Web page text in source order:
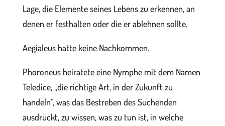
Lage, die Elemente seines Lebens zu erkennen, an
denen er festhalten oder die er ablehnen sollte.
Aegialeus hatte keine Nachkommen.
Phoroneus heiratete eine Nymphe mit dem Namen
Teledice, „die richtige Art, in der Zukunft zu
handeln“, was das Bestreben des Suchenden
ausdrückt, zu wissen, was zu tun ist, in welche